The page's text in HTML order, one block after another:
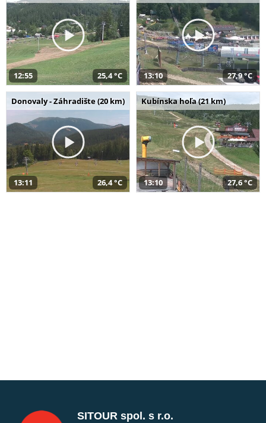
12:55 25,4 °C 13:10 27,9 °C
Donovaly - Záhradište (20 km)
13:11 26,4 °C
Kubínska hoľa (21 km)
13:10 27,6 °C
SITOUR spol. s r.o.